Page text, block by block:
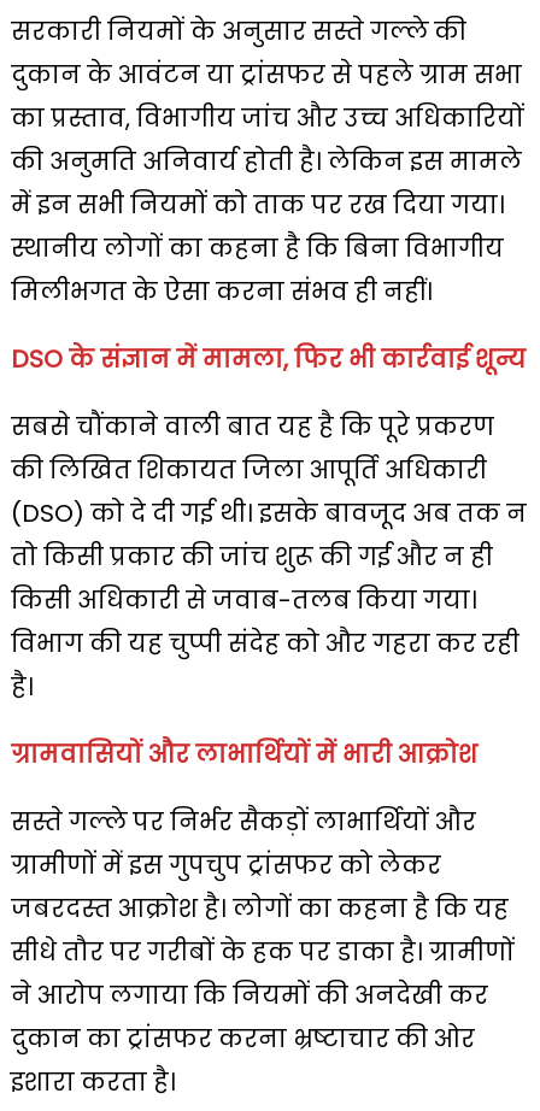
सरकारी नियमों के अनुसार सस्ते गल्ले की
दुकान के आवंटन या ट्रांसफर से पहले ग्राम सभा
का प्रस्ताव, विभागीय जांच और उच्च अधिकारियों
की अनुमति अनिवार्य होती है। लेकिन इस मामले
में इन सभी नियमों को ताक पर रख दिया गया।
स्थानीय लोगों का कहना है कि बिना विभागीय
मिलीभगत के ऐसा करना संभव ही नहीं।
DSO के संज्ञान में मामला, फिर भी कार्रवाई शून्य
सबसे चौंकाने वाली बात यह है कि पूरे प्रकरण
की लिखित शिकायत जिला आपूर्ति अधिकारी
(DSO) को दे दी गई थी। इसके बावजूद अब तक न
तो किसी प्रकार की जांच शुरू की गई और न ही
किसी अधिकारी से जवाब-तलब किया गया।
विभाग की यह चुप्पी संदेह को और गहरा कर रही
है।
ग्रामवासियों और लाभार्थियों में भारी आक्रोश
सस्ते गल्ले पर निर्भर सैकड़ों लाभार्थियों और
ग्रामीणों में इस गुपचुप ट्रांसफर को लेकर
जबरदस्त आक्रोश है। लोगों का कहना है कि यह
सीधे तौर पर गरीबों के हक पर डाका है। ग्रामीणों
ने आरोप लगाया कि नियमों की अनदेखी कर
दुकान का ट्रांसफर करना भ्रष्टाचार की ओर
इशारा करता है।